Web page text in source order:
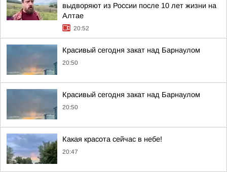
выдворяют из России после 10 лет жизни на
Алтае
20:52
Красивый сегодня закат над Барнаулом
20:50
Красивый сегодня закат над Барнаулом
20:50
Какая красота сейчас в небе!
20:47